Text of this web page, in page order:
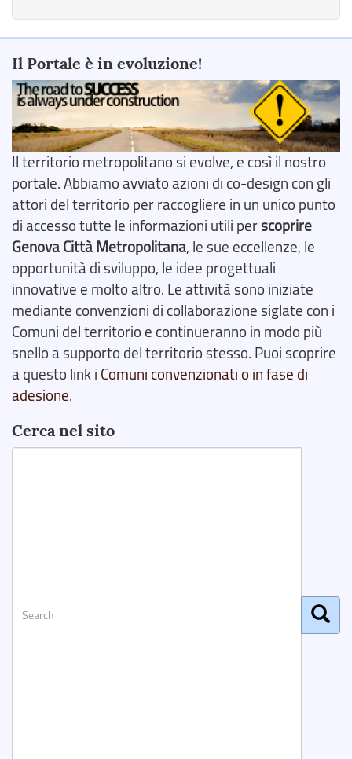
Il Portale è in evoluzione!
Il territorio metropolitano si evolve, e così il nostro
portale. Abbiamo avviato azioni di co-design con gli
attori del territorio per raccogliere in un unico punto
di accesso tutte le informazioni utili perscoprire
Genova Città Metropolitana, le sue eccellenze, le
opportunità di sviluppo, le idee progettuali
innovative e molto altro. Le attività sono iniziate
mediante convenzioni di collaborazione siglate con i
Comuni del territorio e continueranno in modo più
snello a supporto del territorio stesso. Puoi scoprire
a questo link i Comuni convenzionati o in fase di
adesione.
Cerca nel sito